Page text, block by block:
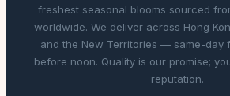
freshest seasonal blooms sourced
worldwide. We deliver across Hong
and the New Territories — same-day
before noon. Quality is our promise;
reputation.